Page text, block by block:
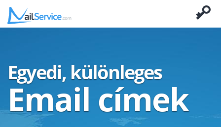
Egyedi, különleges
Email címek